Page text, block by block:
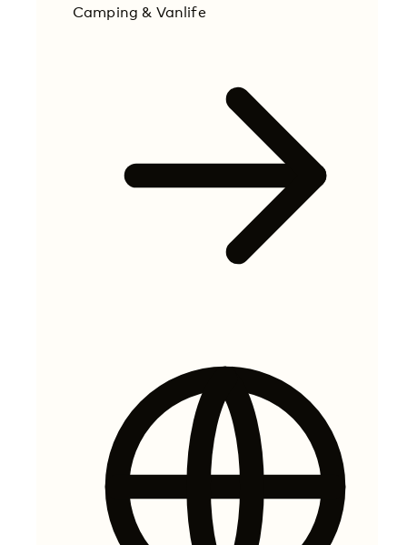
Camping & Vanlife